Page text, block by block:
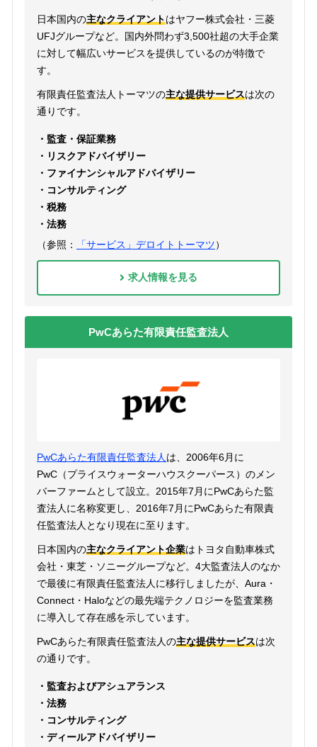
日本国内の主なクライアントはヤフー株式会社・三菱
UFJグループなど。国内外問わず3,500社超の大手企業
に対して幅広いサービスを提供しているのが特徴で
す。
有限責任監査法人トーマツの主な提供サービスは次の
通りです。
・監査・保証業務
・リスクアドバイザリー
・ファイナンシャルアドバイザリー
・コンサルティング
・税務
・法務
（参照：
「サービス」デロイトトーマツ）
求人情報を見る
PwCあらた有限責任監査法人
PwCあらた有限責任監査法人 は、2006年6月に
PwC（プライスウォーターハウスクーパース）のメン
バーファームとして設立。2015年7月にPwCあらた監
査法人に名称変更し、2016年7月にPwCあらた有限責
任監査法人となり現在に至ります。
日本国内の主なクライアント企業はトヨタ自動車株式
会社・東芝・ソニーグループなど。4大監査法人のなか
で最後に有限責任監査法人に移行しましたが、Aura・
Connect・Haloなどの最先端テクノロジーを監査業務
に導入して存在感を示しています。
PwCあらた有限責任監査法人の主な提供サービスは次
の通りです。
・監査およびアシュアランス
・法務
・コンサルティング
・ディールアドバイザリー